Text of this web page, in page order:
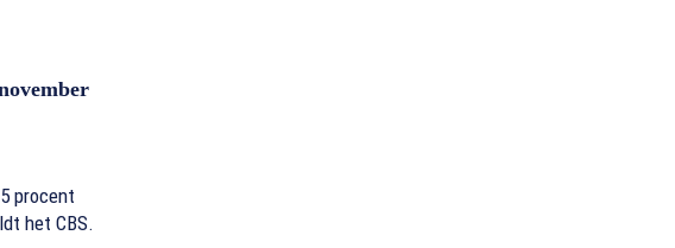
procent
het CBS.